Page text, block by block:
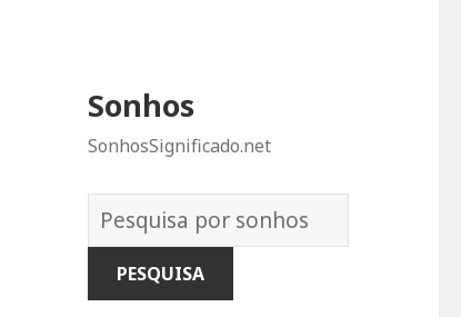
Sonhos
SonhosSignificado.net
Dicionário
dos
Sonhos: